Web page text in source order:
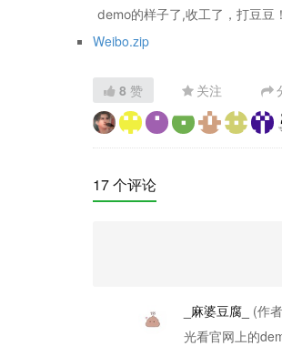
demo的样子了,收工了，打豆豆
Weibo.zip
8 赞 关注
17 个评论
_麻婆豆腐_
(作
光看官网上的